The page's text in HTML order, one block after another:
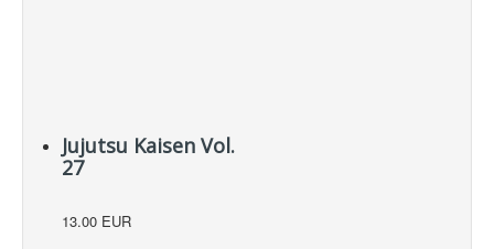
Jujutsu Kaisen Vol.
27
13.00 EUR